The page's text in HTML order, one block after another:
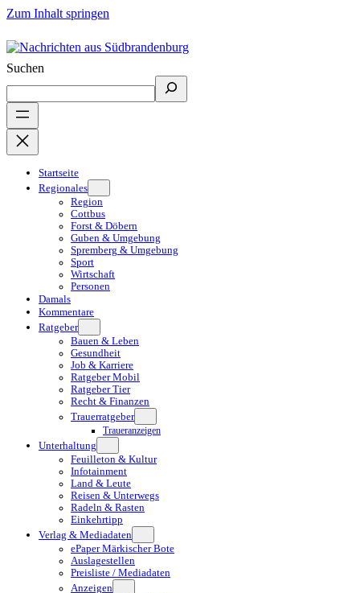
Zum Inhalt springen
Suchen
Startseite
Regionales
Region
Cottbus
Forst & Döbern
Guben & Umgebung
Spremberg & Umgebung
Sport
Wirtschaft
Personen
Damals
Kommentare
Ratgeber
Bauen & Leben
Gesundheit
Job & Karriere
Ratgeber Mobil
Ratgeber Tier
Recht & Finanzen
Trauerratgeber
Traueranzeigen
Unterhaltung
Feuilleton & Kultur
Infotainment
Land & Leute
Reisen & Unterwegs
Radeln & Rasten
Einkehrtipp
Verlag & Mediadaten
ePaper Märkischer Bote
Auslagestellen
Preisliste / Mediadaten
Anzeigen